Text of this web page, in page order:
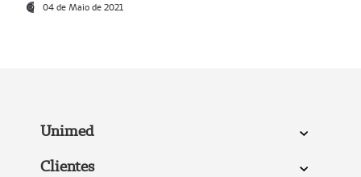
04 de Maio de 2021
Unimed
Clientes